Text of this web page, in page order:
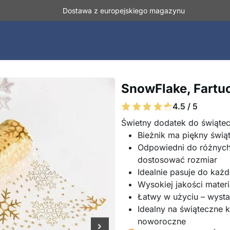
Dostawa z europejskiego magazynu
SnowFlake,
4.5 / 5
Świetny dodatek do
Bieżnik ma piękny
Odpowiedni do
dostosować rozmiar
Idealnie pasuje do
Wysokiej jakości
Łatwy w użyciu –
Idealny na świąteczne
noworoczne